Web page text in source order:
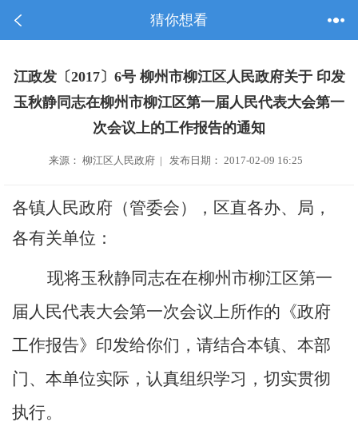
猜你想看
江政发〔2017〕6号 柳州市柳江区人民政府关于 印发
玉秋静同志在柳州市柳江区第一届人民代表大会第一
次会议上的工作报告的通知
来源： 柳江区人民政府 | 发布日期： 2017-02-09 16:25
各镇人民政府（管委会）， 区直各办、局，
各有关单位：
现将玉秋静同志在在柳州市柳江区第一
届人民代表大会第一次会议上所作的《政府
工作报告》印发给你们，请结合本镇、本部
门、本单位实际，认真组织学习，切实贯彻
执行。